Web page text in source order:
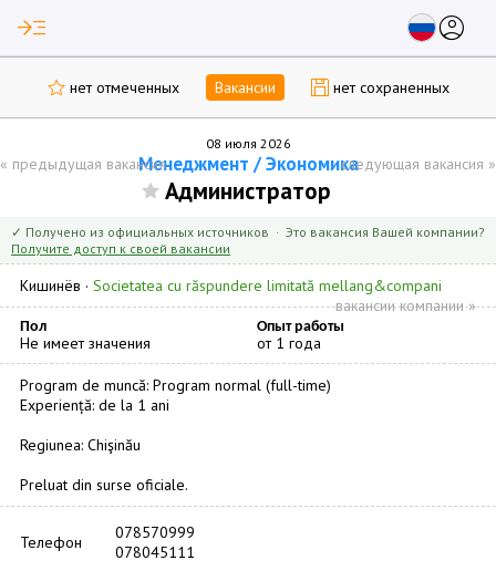
read_more account_circle
нет отмеченных Вакансии нет сохраненных
08 июля 2026
« предыдущая вакансияМенеджмент / Экономикаследующая вакансия »
Администратор
✓ Получено из официальных источников · Это вакансия Вашей компании?
Получите доступ к своей вакансии
Кишинёв · Societatea cu răspundere limitată mellang&compani
вакансии компании »
Пол Опыт работы
Не имеет значения от 1 года
Program de muncă: Program normal (full-time)
Experiență: de la 1 ani
Regiunea: Chişinău
Preluat din surse oficiale.
Телефон
078570999
078045111